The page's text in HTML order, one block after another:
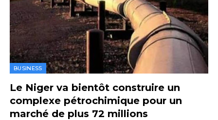
BUSINESS
Le Niger va bientôt construire un
complexe pétrochimique pour un
marché de plus 72 millions